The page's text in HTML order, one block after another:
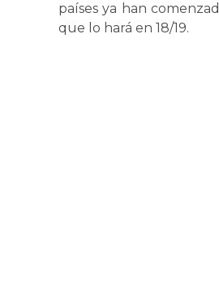
países ya han
que lo hará en 18/19.